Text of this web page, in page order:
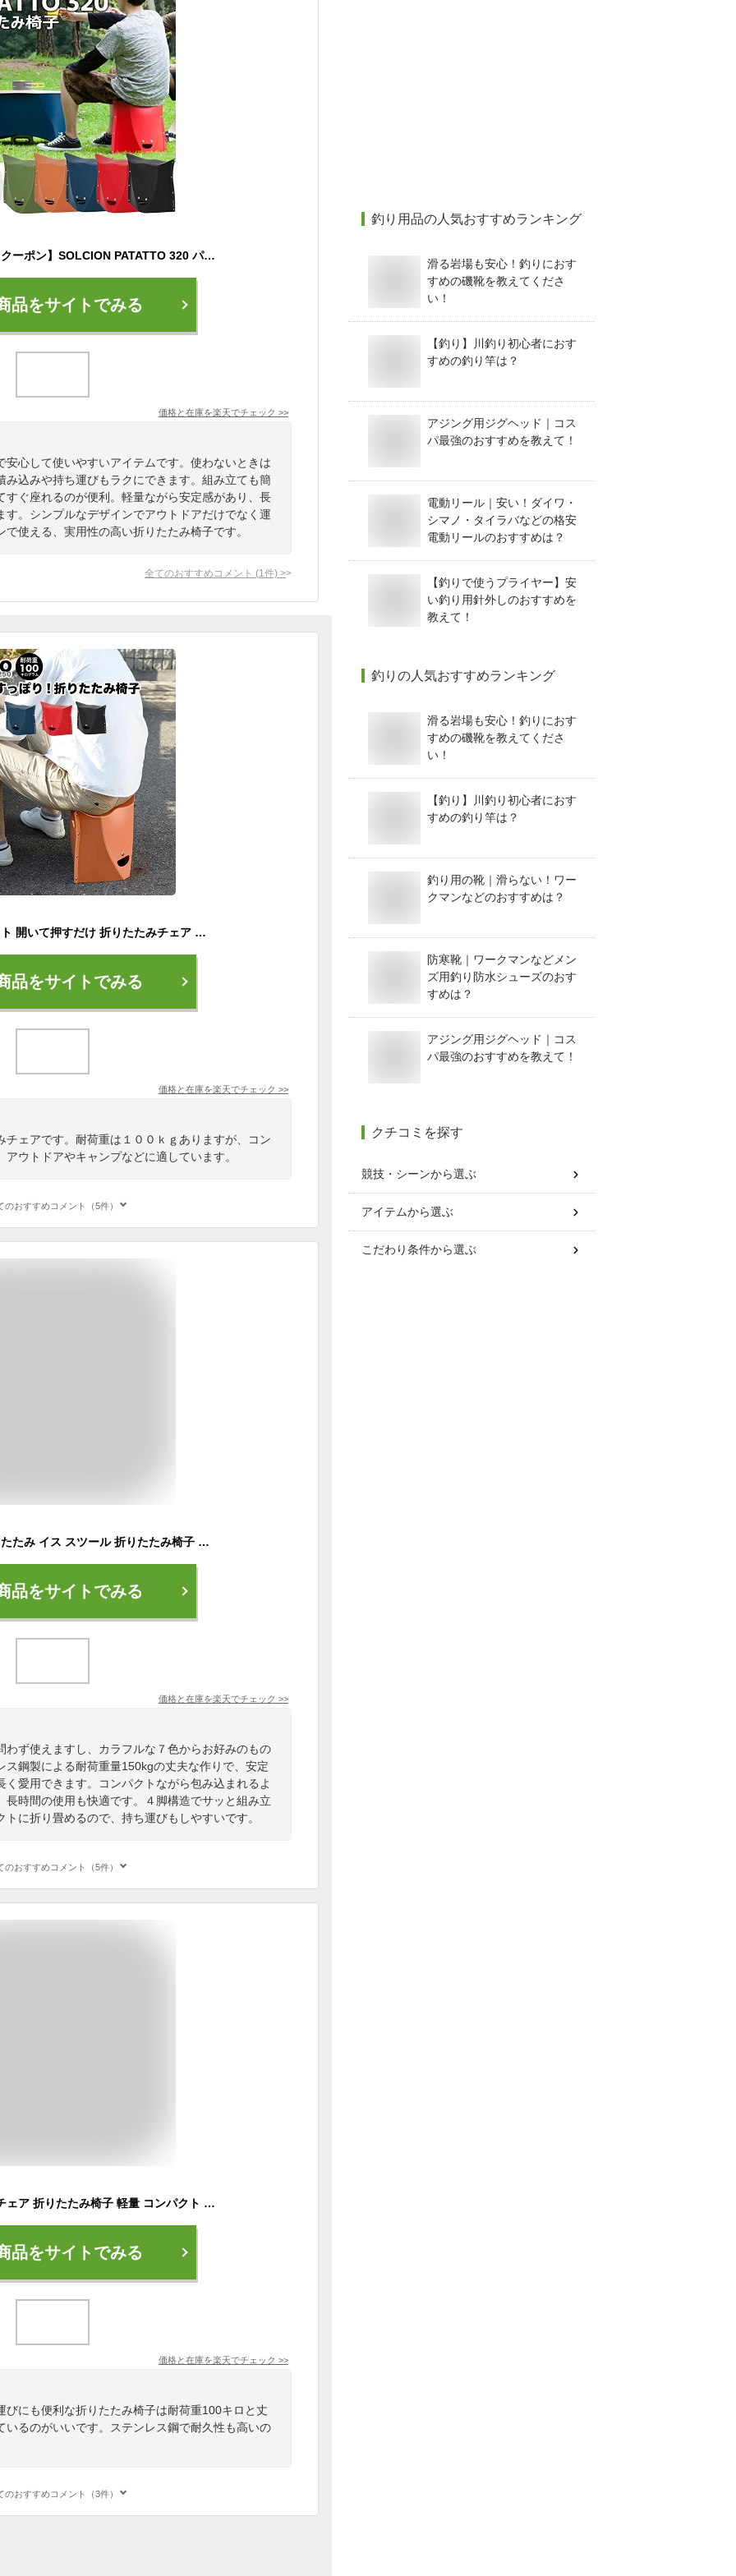
【6/30限定100円OFFクーポン】SOLCION PATATTO 320 パタット 折りたたみ椅子 軽量 コンパクト 耐荷重100kg 携帯 アウトドアチェア キャンプ 花火大会 運動会 秋キャンプ 紅葉狩り パレード待ち テーマ
品をサイトでみる
価格と在庫を楽天でチェック >>
安心して使いやすいアイテムです。使わないときは
み込みや持ち運びもラクにできます。組み立ても簡
すぐ座れるのが便利。軽量ながら安定感があり、長
す。シンプルなデザインでアウトドアだけでなく運
使える、実用性の高い折りたたみ椅子です。
全てのおすすめコメント (1 件) >
PATATTO 250 パタット 開いて押すだけ 折りたたみチェア 座面の高さ25cm 耐荷重100kg 軽量 折りたたみイス 折りたたみ椅子 チェア チェアー 持ち運び SOLCION アウトドア バーベキュー キャンプ お花見 運動会 エントランスベンチ 簡易椅子【北海道・沖縄・離島配送不可】
品をサイトでみる
価格と在庫を楽天でチェック >>
チェアです。耐荷重は１００ｋｇありますが、コン
ウトドアやキャンプなどに適しています。
のおすすめコメント（5件）
7色耐荷重100kg 折りたたみ イス スツール 折りたたみ椅子 アウトドアチェア 軽量 キャンプ 持ち運び 便利 椅子 アウトドアスツール 折り畳み式 スツール 運動会 釣り 登山 コンパクト キャンプ ふわふわ おしゃれ かわいい
品をサイトでみる
価格と在庫を楽天でチェック >>
わず使えますし、カラフルな７色からお好みのもの
ス鋼製による耐荷重量150kgの丈夫な作りで、安定
愛用できます。コンパクトながら包み込まれるよ
長時間の使用も快適です。４脚構造でサッと組み立
に折り畳めるので、持ち運びもしやすいです。
のおすすめコメント（5件）
(2セット)アウトドアチェア 折りたたみ椅子 軽量 コンパクト キャンプ イス 4脚伸縮 耐荷重100kg 収納バッグ付き 釣り 運動会 登山 BBQ ステンレス鋼 (Black)
品をサイトでみる
価格と在庫を楽天でチェック >>
びにも便利な折りたたみ椅子は耐荷重100キロと丈
いるのがいいです。ステンレス鋼で耐久性も高いの
のおすすめコメント（3件）
釣り用品の人気おすすめランキング
滑る岩場も安心！釣りにおす
すめの磯靴を教えてくださ
い！
【釣り】川釣り初心者におす
すめの釣り竿は？
アジング用ジグヘッド｜コス
パ最強のおすすめを教えて！
電動リール｜安い！ダイワ・
シマノ・タイラバなどの格安
電動リールのおすすめは？
【釣りで使うプライヤー】安
い釣り用針外しのおすすめを
教えて！
釣り の人気おすすめランキング
滑る岩場も安心！釣りにおす
すめの磯靴を教えてくださ
い！
【釣り】川釣り初心者におす
すめの釣り竿は？
釣り用の靴｜滑らない！ワー
クマンなどのおすすめは？
防寒靴｜ワークマンなどメン
ズ用釣り防水シューズのおす
すめは？
アジング用ジグヘッド｜コス
パ最強のおすすめを教えて！
クチコミを探す
競技・シーンから選ぶ
アイテムから選ぶ
こだわり条件から選ぶ